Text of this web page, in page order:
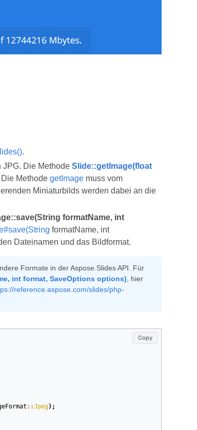
.
Die Methode Slide::getImage(float
Methode getImagemuss vom
Miniaturbilds werden dabei an die
formatName, int
formatName, int
Dateinamen und das Bildformat.
Formate in der Aspose.Slides API. Für
int format, SaveOptions options) , hier
reference.aspose.com/slides/php-
Copy
::Jpeg);